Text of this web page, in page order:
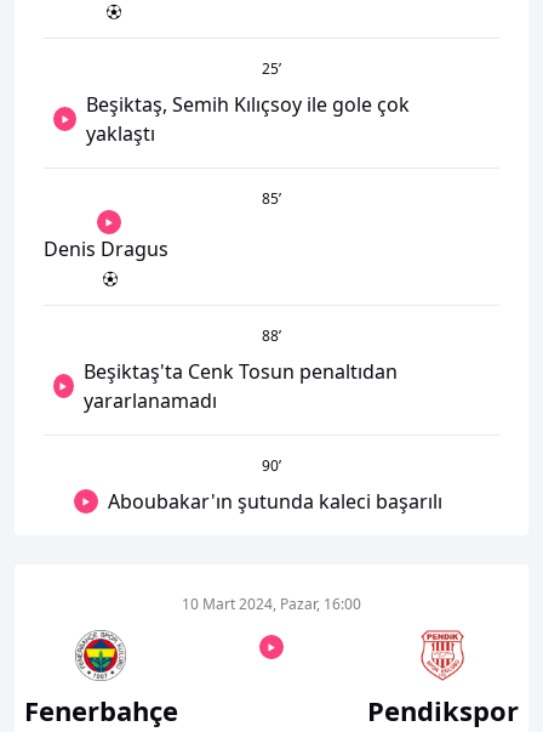
25’
Beşiktaş, Semih Kılıçsoy ile gole çok
yaklaştı
85’
Denis Dragus
88’
Beşiktaş'ta Cenk Tosun penaltıdan
yararlanamadı
90’
Aboubakar'ın şutunda kaleci başarılı
Fenerbahçe
10 Mart 2024, Pazar, 16:00
Pendikspor